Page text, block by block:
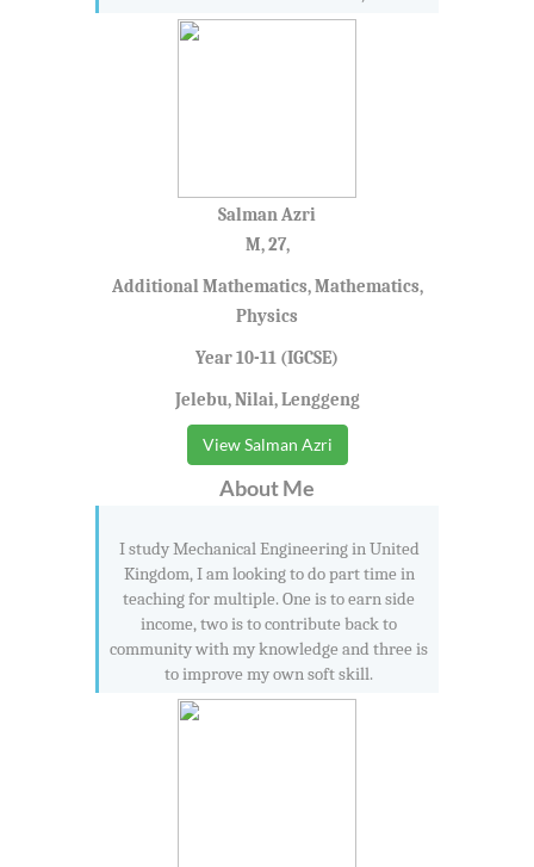
Salman Azri
M, 27,
Additional Mathematics, Mathematics,
Physics
Year 10-11 (IGCSE)
Jelebu, Nilai, Lenggeng
View Salman Azri
About Me
I study Mechanical Engineering in United
Kingdom, I am looking to do part time in
teaching for multiple. One is to earn side
income, two is to contribute back to
community with my knowledge and three is
to improve my own soft skill.